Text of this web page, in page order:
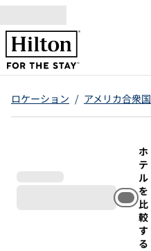
ロケーション / アメリカ合衆国
ホ
テ
ル
を
比
較
す
る